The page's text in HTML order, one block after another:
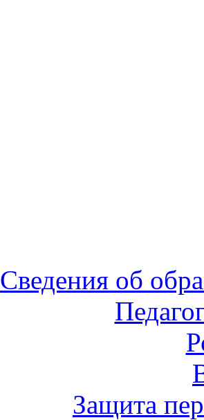
Сведения об
Защита